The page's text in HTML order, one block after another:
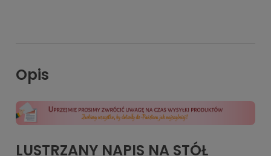
Opis
LUSTRZANY NAPIS NA STÓŁ